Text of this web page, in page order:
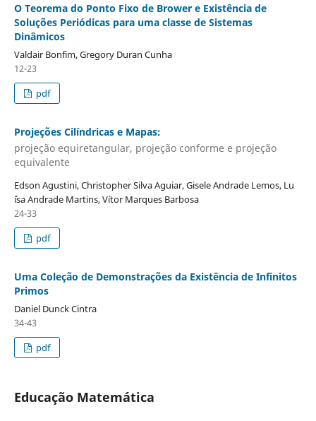
O Teorema do Ponto Fixo de Brower e Existência de
Soluções Periódicas para uma classe de Sistemas
Dinâmicos
Valdair Bonfim, Gregory Duran Cunha
12-23
pdf
Projeções Cilíndricas e Mapas:
projeção equiretangular, projeção conforme e projeção
equivalente
Edson Agustini, Christopher Silva Aguiar, Gisele Andrade Lemos, Lu
´ísa Andrade Martins, Vítor Marques Barbosa
24-33
pdf
Uma Coleção de Demonstrações da Existência de Infinitos
Primos
Daniel Dunck Cintra
34-43
pdf
Educação Matemática